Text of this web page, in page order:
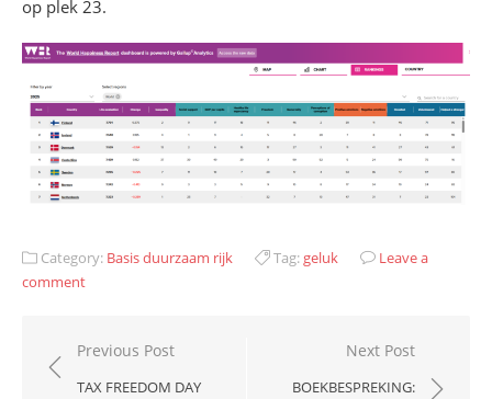
op plek 23.
Category: Basis duurzaam rijk Tag: geluk
Leave a
comment
Bericht
navigatie
Previous Post
TAX FREEDOM DAY
Next Post
BOEKBESPREKING: